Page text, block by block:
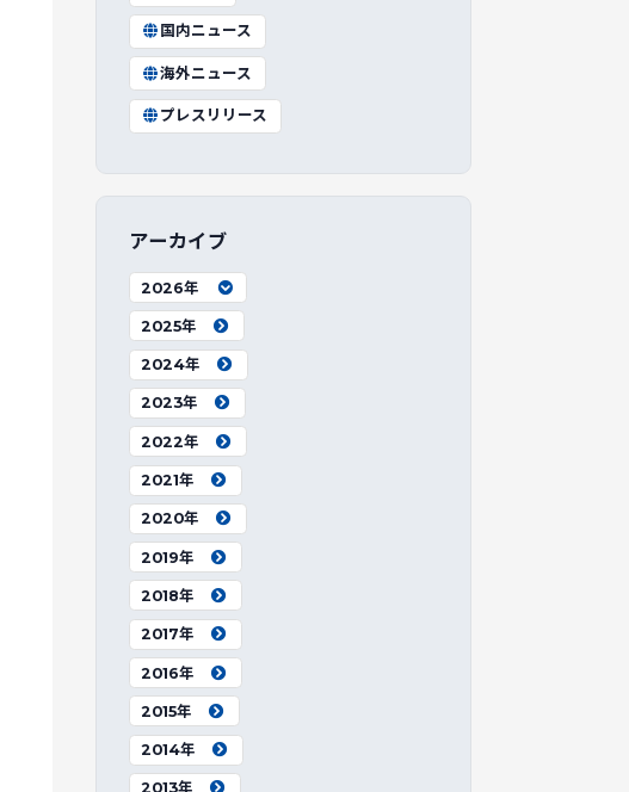
国内ニュース
海外ニュース
プレスリリース
アーカイブ
2026年
2025年
2024年
2023年
2022年
2021年
2020年
2019年
2018年
2017年
2016年
2015年
2014年
2013年